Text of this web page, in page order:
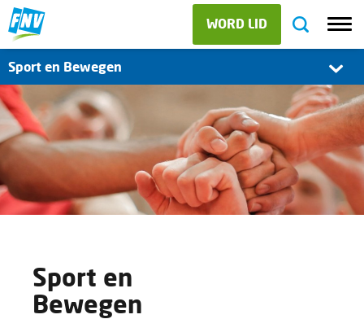
WORD LID
Sport en Bewegen
Sport en
Bewegen